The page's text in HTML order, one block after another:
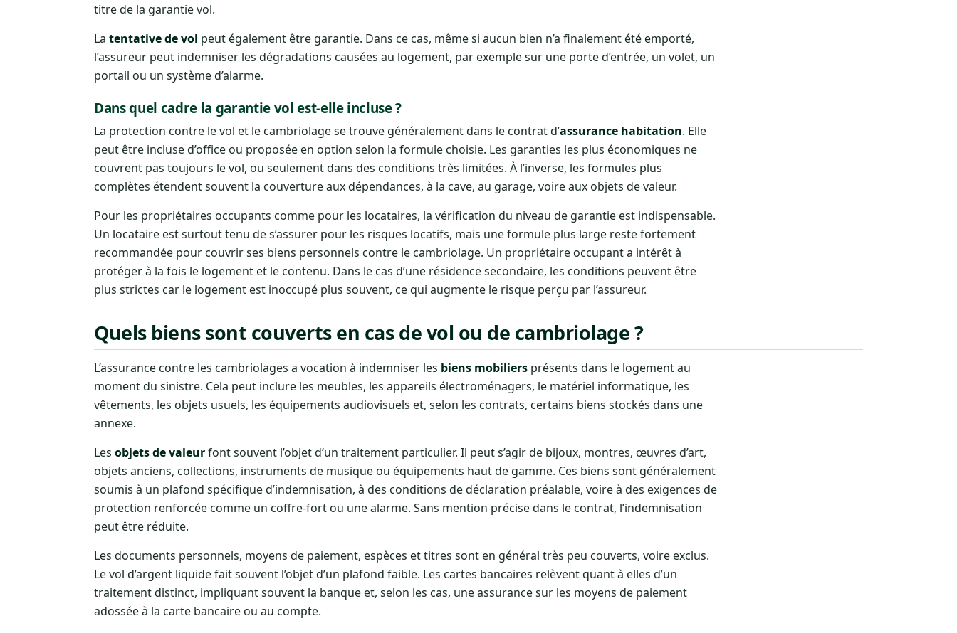
titre de la garantie vol.
La tentative de vol peut également être garantie. Dans ce cas, même si aucun bien n’a finalement été emporté,
l’assureur peut indemniser les dégradations causées au logement, par exemple sur une porte d’entrée, un volet, un
portail ou un système d’alarme.
Dans quel cadre la garantie vol est-elle incluse ?
La protection contre le vol et le cambriolage se trouve généralement dans le contrat d’assurance habitation. Elle
peut être incluse d’office ou proposée en option selon la formule choisie. Les garanties les plus économiques ne
couvrent pas toujours le vol, ou seulement dans des conditions très limitées. À l’inverse, les formules plus
complètes étendent souvent la couverture aux dépendances, à la cave, au garage, voire aux objets de valeur.
Pour les propriétaires occupants comme pour les locataires, la vérification du niveau de garantie est indispensable.
Un locataire est surtout tenu de s’assurer pour les risques locatifs, mais une formule plus large reste fortement
recommandée pour couvrir ses biens personnels contre le cambriolage. Un propriétaire occupant a intérêt à
protéger à la fois le logement et le contenu. Dans le cas d’une résidence secondaire, les conditions peuvent être
plus strictes car le logement est inoccupé plus souvent, ce qui augmente le risque perçu par l’assureur.
Quels biens sont couverts en cas de vol ou de cambriolage ?
L’assurance contre les cambriolages a vocation à indemniser les biens mobiliers présents dans le logement au
moment du sinistre. Cela peut inclure les meubles, les appareils électroménagers, le matériel informatique, les
vêtements, les objets usuels, les équipements audiovisuels et, selon les contrats, certains biens stockés dans une
annexe.
Les objets de valeurfont souvent l’objet d’un traitement particulier. Il peut s’agir de bijoux, montres, œuvres d’art,
objets anciens, collections, instruments de musique ou équipements haut de gamme. Ces biens sont généralement
soumis à un plafond spécifique d’indemnisation, à des conditions de déclaration préalable, voire à des exigences de
protection renforcée comme un coffre-fort ou une alarme. Sans mention précise dans le contrat, l’indemnisation
peut être réduite.
Les documents personnels, moyens de paiement, espèces et titres sont en général très peu couverts, voire exclus.
Le vol d’argent liquide fait souvent l’objet d’un plafond faible. Les cartes bancaires relèvent quant à elles d’un
traitement distinct, impliquant souvent la banque et, selon les cas, une assurance sur les moyens de paiement
adossée à la carte bancaire ou au compte.